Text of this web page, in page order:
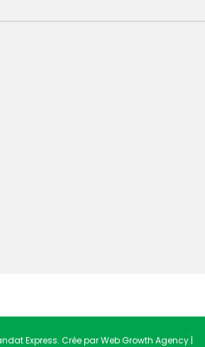
Express. Crée par Web Growth Agency |